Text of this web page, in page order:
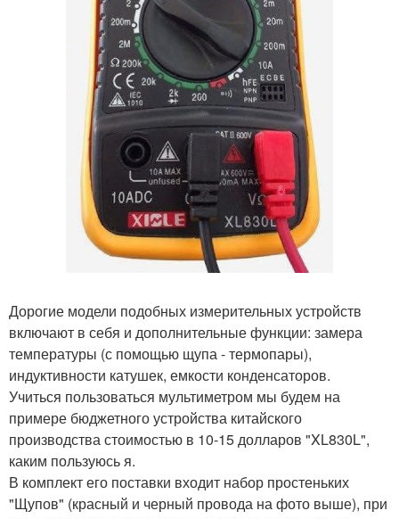
Дорогие модели подобных измерительных устройств
включают в себя и дополнительные функции: замера
температуры (с помощью щупа - термопары),
индуктивности катушек, емкости конденсаторов.
Учиться пользоваться мультиметром мы будем на
примере бюджетного устройства китайского
производства стоимостью в 10-15 долларов "XL830L",
каким пользуюсь я.
В комплект его поставки входит набор простеньких
"Щупов" (красный и черный провода на фото выше), при